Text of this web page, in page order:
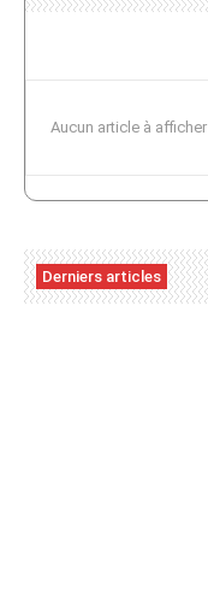
Aucun article à afficher
Derniers articles